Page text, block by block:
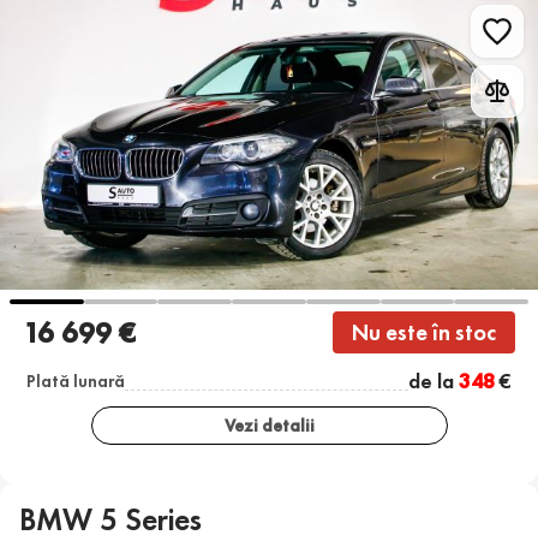
16 699 € Nu este în stoc
Plată lunară de la348€
Vezi detalii
BMW 5 Series